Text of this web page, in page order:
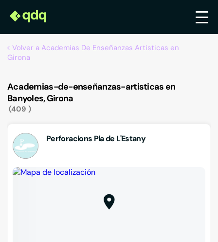
Volver a Academias De Enseñanzas Artisticas en
Girona
Academias-de-enseñanzas-artisticas en
Banyoles, Girona
409
Perforacions Pla de L'Estany